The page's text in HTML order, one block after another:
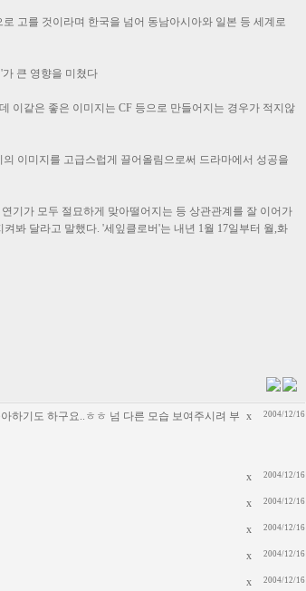
고를 것이라며 한국을 넘어 동남아시아와 일본 등 세계로
큰 영향을 미쳤다
이같은 좋은 이미지는 CF 등으로 만들어지는 경우가 적지않
이미지를 고급스럽게 끌어올림으로써 드라마에서 성공을
기가 모두 절묘하게 맞아떨어지는 등 상관관계를 잘 이어가
봐 달라고 말했다. '세잎클로버'는 내년 1월 17일부터 월,화
하기도 하구요..ㅎㅎ 넘 다른 모습 보여주시려 부 x 2004/12/16
x 2004/12/16
x 2004/12/16
x 2004/12/16
x 2004/12/16
x 2004/12/16